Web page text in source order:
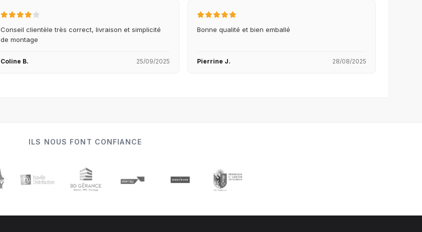
Conseil clientèle très correct, livraison et simplicité
de montage
Coline B. 25/09/2025
Bonne qualité et bien emballé
Pierrine J. 28/08/2025
ILS NOUS FONT CONFIANCE